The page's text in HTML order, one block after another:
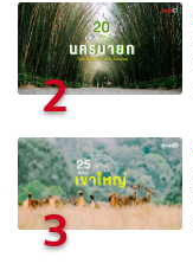
2
3